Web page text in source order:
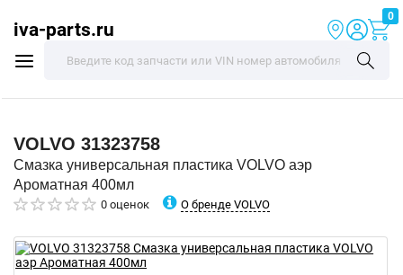
iva-parts.ru
0
VOLVO 31323758
Смазка универсальная пластика VOLVO аэр
Ароматная 400мл
0 оценок О бренде VOLVO